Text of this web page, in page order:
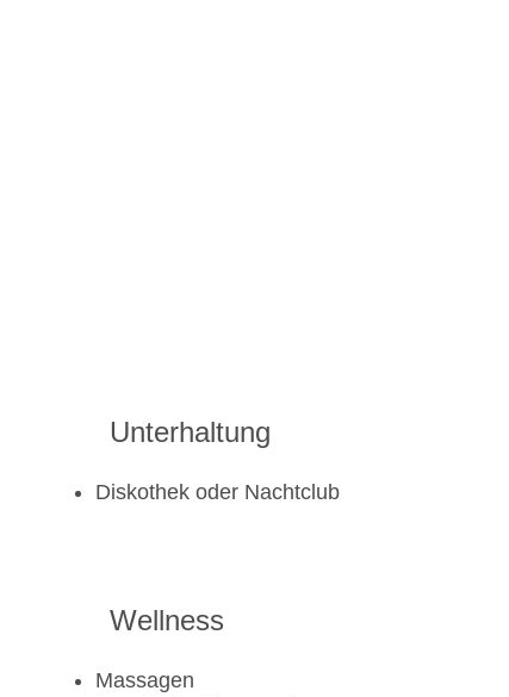
Unterhaltung
Diskothek oder Nachtclub
Wellness
Massagen